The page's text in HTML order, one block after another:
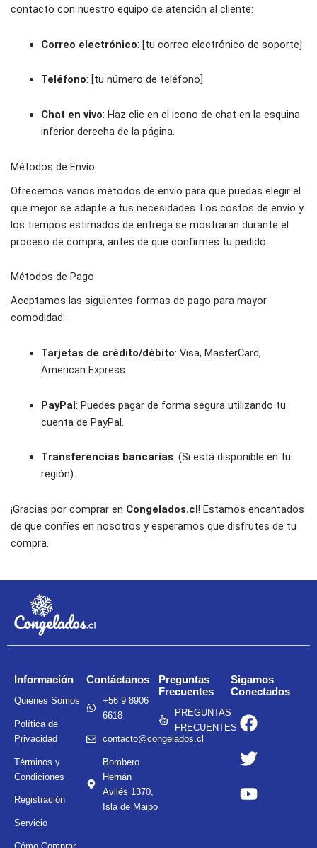
contacto con nuestro equipo de atención al cliente:
Correo electrónico: [tu correo electrónico de soporte]
Teléfono: [tu número de teléfono]
Chat en vivo: Haz clic en el icono de chat en la esquina
inferior derecha de la página.
Métodos de Envío
Ofrecemos varios métodos de envío para que puedas elegir el
que mejor se adapte a tus necesidades. Los costos de envío y
los tiempos estimados de entrega se mostrarán durante el
proceso de compra, antes de que confirmes tu pedido.
Métodos de Pago
Aceptamos las siguientes formas de pago para mayor
comodidad:
Tarjetas de crédito/débito: Visa, MasterCard,
American Express.
PayPal: Puedes pagar de forma segura utilizando tu
cuenta de PayPal.
Transferencias bancarias: (Si está disponible en tu
región).
¡Gracias por comprar en Congelados.cl! Estamos encantados
de que confíes en nosotros y esperamos que disfrutes de tu
compra.
Información
Quienes Somos
Política de
Privacidad
Términos y
Condiciones
Registración
Servicio
Contáctanos
+56 9 8906
6618
contacto@congelados.cl
Bombero
Hernán
Avilés 1370,
Isla de Maipo
Preguntas
Frecuentes
PREGUNTAS
FRECUENTES
Sigamos
Conectados
F
a
c
e
b
o
T
w
i
t
t
e
Y
o
u
t
u
b